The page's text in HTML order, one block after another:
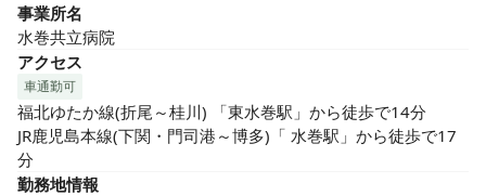
事業所名
水巻共立病院
アクセス
車通勤可
福北ゆたか線(折尾～桂川) 「東水巻駅」から徒歩で14分
JR鹿児島本線(下関・門司港～博多)「 水巻駅」から徒歩で17
分
勤務地情報